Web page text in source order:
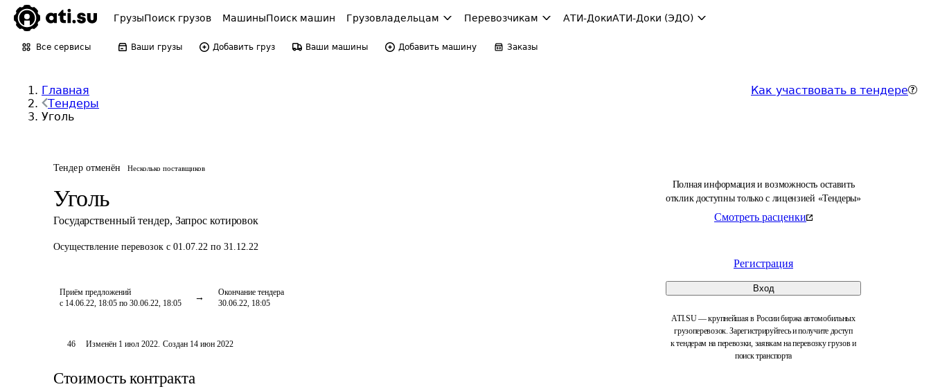
ГрузыПоиск грузов МашиныПоиск машин Грузовладельцам Перевозчикам АТИ-ДокиАТИ-Доки (ЭДО)
Все сервисы Ваши грузы Добавить груз Ваши машины Добавить машину Заказы
Главная
Тендеры
Уголь
Как участвовать в тендере
Тендер отменён Несколько поставщиков
Уголь
Государственный тендер, Запрос котировок
Осуществление перевозок с 01.07.22 по 31.12.22
Приём предложений
с 14.06.22, 18:05 по 30.06.22, 18:05
Окончание тендера
30.06.22, 18:05
Полная информация и возможность оставить
отклик доступны только с лицензией «Тендеры»
Смотреть расценки
Регистрация
Вход
ATI.SU — крупнейшая в России биржа автомобильных
грузоперевозок. Зарегистрируйтесь и получите доступ
к тендерам на перевозки, заявкам на перевозку грузов и
поиск транспорта
46 Изменён 1 июл 2022. Создан 14 июн 2022
Стоимость контракта